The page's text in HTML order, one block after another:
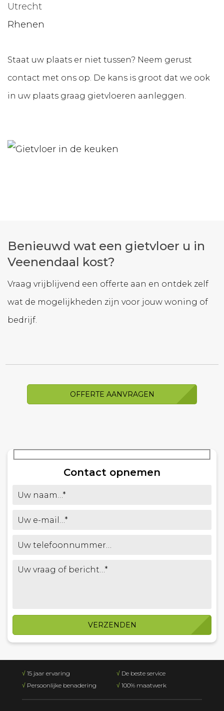
Utrecht
Rhenen
Staat uw plaats er niet tussen? Neem gerust
contact met ons op. De kans is groot dat we ook
in uw plaats graag gietvloeren aanleggen.
Benieuwd wat een gietvloer u in
Veenendaal kost?
Vraag vrijblijvend een offerte aan en ontdek zelf
wat de mogelijkheden zijn voor jouw woning of
bedrijf.
OFFERTE AANVRAGEN
Contact opnemen
VERZENDEN
√ 15 jaar ervaring
√ Persoonlijke benadering
√ De beste service
√ 100% maatwerk